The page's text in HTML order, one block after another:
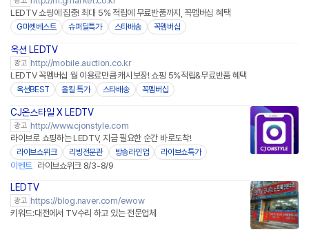
LEDTV 쇼핑에 집중! 최대 5% 적립에 무료반품까지, 꼭멤버십 혜택
G마켓베스트 슈퍼딜특가 스타배송 꼭멤버십
옥션 LEDTV
광고 http://mobile.auction.co.kr
LEDTV 꼭멤버십 월 이용료만큼 캐시보장! 쇼핑 5%적립&무료반품 혜택
옥션BEST 올킬 특가 스타배송 꼭멤버십
CJ온스타일 X LEDTV
광고 http://www.cjonstyle.com
라이브로 쇼핑하는 LEDTV, 지금 필요한 순간 바로도착!
라이브쇼위크 리빙전문관 방송라인업 라이브쇼특가
이벤트 라이브쇼위크 8/3-8/9
LEDTV
광고 https://blog.naver.com/ewow
키워드:대전에서 TV수리 하고 있는 전문업체